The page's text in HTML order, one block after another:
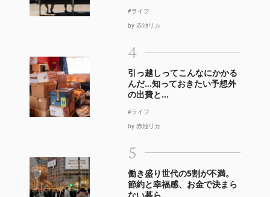
#ライフ
by 赤池リカ
4
引っ越しってこんなにかかる
んだ…知っておきたい予想外
の出費と...
#ライフ
by 赤池リカ
5
働き盛り世代の5割が不満。
節約と幸福感、お金で決まら